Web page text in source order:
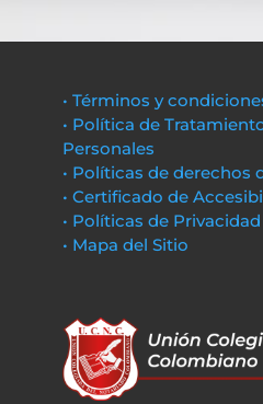
• Términos y
• Política de
Personales
• Políticas de derechos
• Certificado de
• Políticas de
• Mapa del Sitio